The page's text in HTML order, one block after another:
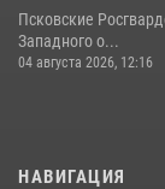
Псковские
Западного о...
04 августа 2026, 12:16
НАВИГАЦИЯ